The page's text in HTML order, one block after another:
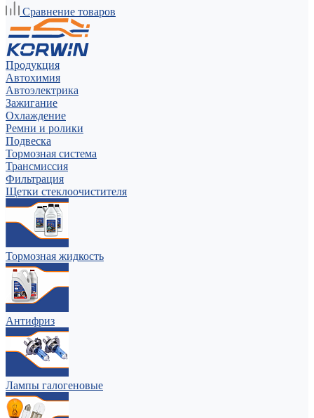
Сравнение товаров
Продукция
Автохимия
Автоэлектрика
Зажигание
Охлаждение
Ремни и ролики
Подвеска
Тормозная система
Трансмиссия
Фильтрация
Щетки стеклоочистителя
Тормозная жидкость
Антифриз
Лампы галогеновые